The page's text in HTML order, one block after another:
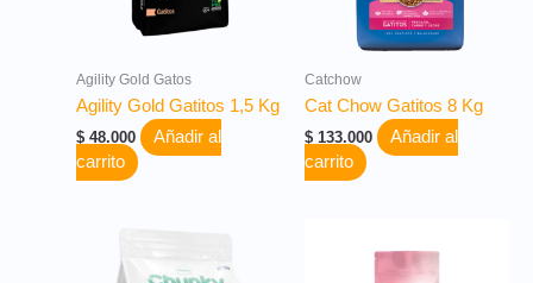
Agility Gold Gatos
Agility Gold Gatitos 1,5 Kg
$48.000
Añadir al
carrito
Catchow
Cat Chow Gatitos 8 Kg
$133.000
Añadir al
carrito